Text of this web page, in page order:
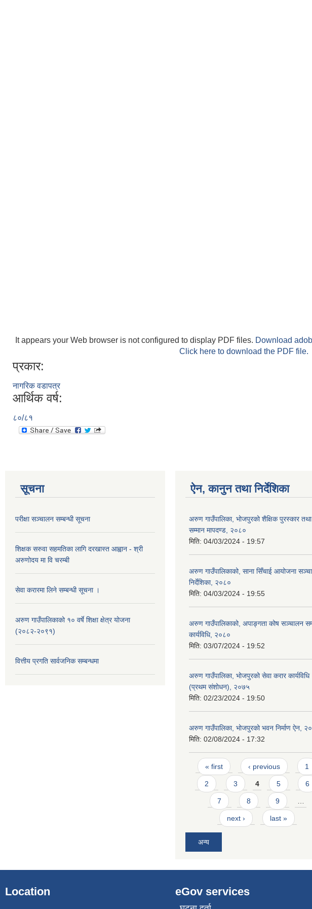
It appears your Web browser is not configured to display PDF files. Download
Click here to download the PDF file.
प्रकार:
नागरिक वडापत्र
आर्थिक वर्ष:
८०/८१
सूचना
परीक्षा सञ्चालन सम्बन्धी सूचना
शिक्षक सरुवा सहमतिका लागि दरखास्त आह्वान - श्री
अरुणोदय मा वि चरम्बी
सेवा करारमा लिने सम्बन्धी सूचना ।
अरुण गाउँपालिकाको १० वर्षे शिक्षा क्षेत्र योजना
(२०८२-२०९१)
वित्तीय प्रगति सार्वजनिक सम्बन्धमा
ऐन, कानुन तथा निर्देशिका
अरुण गाउँपालिका, भोजपुरको शैक्षिक पुरस्कार तथा
सम्मान मापदण्ड, २०८०
मिति: 04/03/2024 - 19:57
अरुण गाउँपालिकाको, साना सिँचाई आयोजना
निर्देशिका, २०८०
मिति: 04/03/2024 - 19:55
अरुण गाउँपालिकाको, अपाङ्गता कोष सञ्‍चालन
कार्यविधि, २०८०
मिति: 03/07/2024 - 19:52
अरुण गाउँपालिका, भोजपुरको सेवा करार कार्यविधि
(प्रथम संशोधन), २०७५
मिति: 02/23/2024 - 19:50
अरुण गाउँपालिका, भोजपुरको भवन निर्माण ऐन,
मिति: 02/08/2024 - 17:32
Pages
« first ‹ previous 1
2 3 4 5 6
7 8 9 …
next › last »
अन्य
Location eGov services